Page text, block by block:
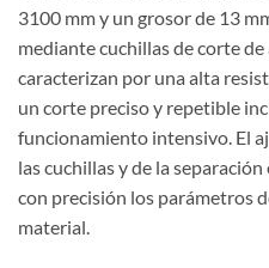
3100 mm y un grosor de 13
mediante cuchillas de corte de
caracterizan por una alta
un corte preciso y repetible
funcionamiento intensivo. El
las cuchillas y de la
con precisión los parámetros
material.